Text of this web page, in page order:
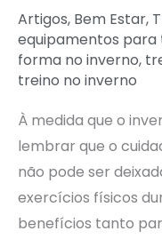
Artigos, Bem Estar,
equipamentos para
forma no inverno,
treino no inverno
À medida que o
lembrar que o
não pode ser
exercícios físicos
benefícios tanto
VOCÊ
PRECISA!